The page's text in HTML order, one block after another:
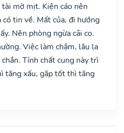
mờ mịt. Kiện cáo nên
tin về. Mất của, đi hướng
Nên phòng ngừa cãi cọ.
Việc làm chậm, lâu la
Tính chất cung này trì
tăng xấu, gặp tốt thì tăng